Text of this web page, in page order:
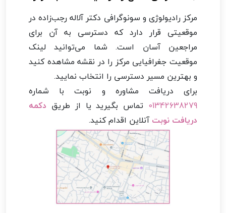
مرکز رادیولوژی و سونوگرافی دکتر آلاله رجب‌زاده در
موقعیتی قرار دارد که دسترسی به آن برای
مراجعین آسان است. شما می‌توانید لینک
موقعیت جغرافیایی مرکز را در نقشه مشاهده کنید
و بهترین مسیر دسترسی را انتخاب نمایید.
برای دریافت مشاوره و نوبت با شماره
01342638279 تماس بگیرید یا از طریق دکمه
دریافت نوبتآنلاین اقدام کنید.